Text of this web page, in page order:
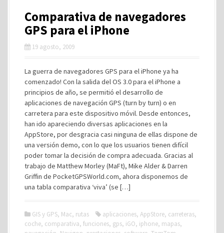
Comparativa de navegadores
GPS para el iPhone
19 agosto, 2009
La guerra de navegadores GPS para el iPhone ya ha
comenzado! Con la salida del OS 3.0 para el iPhone a
principios de año, se permitió el desarrollo de
aplicaciones de navegación GPS (turn by turn) o en
carretera para este dispositivo móvil. Desde entonces,
han ido apareciendo diversas aplicaciones en la
AppStore, por desgracia casi ninguna de ellas dispone de
una versión demo, con lo que los usuarios tienen difícil
poder tomar la decisión de compra adecuada. Gracias al
trabajo de Matthew Morley (MaFt), Mike Alder & Darren
Griffin de PocketGPSWorld.com, ahora disponemos de
una tabla comparativa ‘viva’ (se […]
GIS y GPS, Mac, rutas aplicaciones, AppStore, carreteras,
coche, comparativa, funciones, gps, iGO, iphone, mapas,